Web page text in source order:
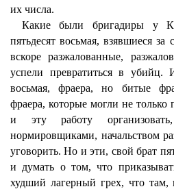
их числа.
Какие были бригадиры у
пятьдесят восьмая, взявшиеся
вскоре разжалованные,
успели превратиться в убийц.
восьмая, фраера, но битые
фраера, которые могли не только
и эту работу
нормировщиками, начальством
уговорить. Но и эти, свой брат
и думать о том, что
худший лагерный грех, что там,